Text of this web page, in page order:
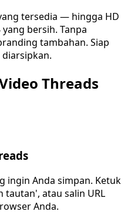
tersedia — hingga HD
bersih. Tanpa
tambahan. Siap
Threads
ingin Anda simpan. Ketuk
atau salin URL
Anda.